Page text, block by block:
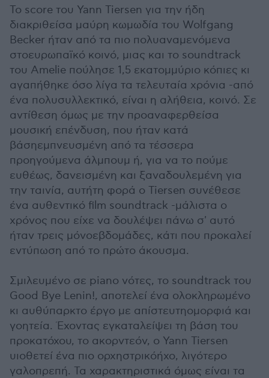
Το score του Yann Tiersen για την ήδη
διακριθείσα μαύρη κωμωδία του Wolfgang
Becker ήταν από τα πιο πολυαναμενόμενα
στοευρωπαϊκό κοινό, μιας και το soundtrack
του Amelie πούλησε 1,5 εκατομμύριο κόπιες κι
αγαπήθηκε όσο λίγα τα τελευταία χρόνια -από
ένα πολυσυλλεκτικό, είναι η αλήθεια, κοινό. Σε
αντίθεση όμως με την προαναφερθείσα
μουσική επένδυση, που ήταν κατά
βάσηεμπνευσμένη από τα τέσσερα
προηγούμενα άλμπουμ ή, για να το πούμε
ευθέως, δανεισμένη και ξαναδουλεμένη για
την ταινία, αυτήτη φορά ο Tiersen συνέθεσε
ένα αυθεντικό film soundtrack -μάλιστα ο
χρόνος που είχε να δουλέψει πάνω σ' αυτό
ήταν τρεις μόνοεβδομάδες, κάτι που προκαλεί
εντύπωση από το πρώτο άκουσμα.
Σμιλευμένο σε piano νότες, το soundtrack του
Good Bye Lenin!, αποτελεί ένα ολοκληρωμένο
κι αυθύπαρκτο έργο με απίστευτηομορφιά και
γοητεία. Έχοντας εγκαταλείψει τη βάση του
προκατόχου, το ακορντεόν, ο Yann Tiersen
υιοθετεί ένα πιο ορχηστρικόήχο, λιγότερο
γαλοπρεπή. Τα χαρακτηριστικά όμως είναι τα